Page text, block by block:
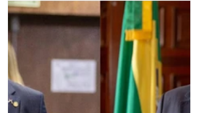
Bastidores da Política
da política